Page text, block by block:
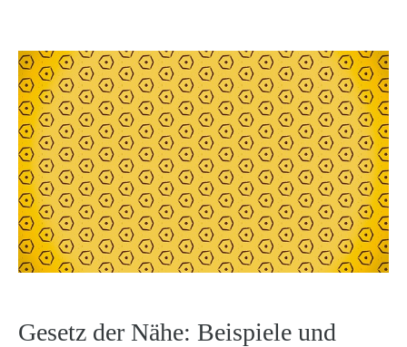
Gesetz der Nähe: Beispiele und